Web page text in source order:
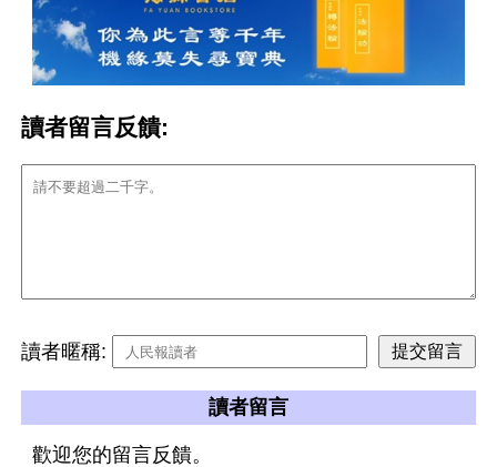
讀者留言反饋:
讀者暱稱:
讀者留言
歡迎您的留言反饋。